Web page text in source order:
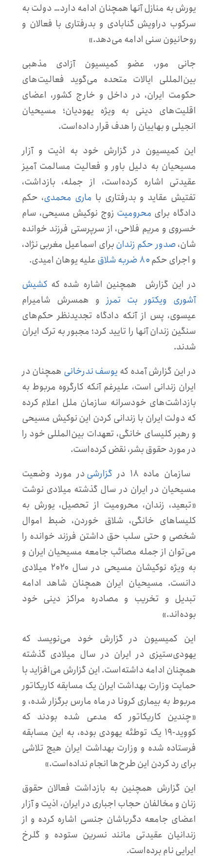
یورش به منازل آنها همچنان ادامه دارد… دولت به
سرکوب دراویش گنابادی و بدرفتاری با فعالان و
روحانیون سنی ادامه می‌دهد.»
جانی مور، عضو کمیسیون آزادی مذهبی
بین‌المللی ایالات متحده می‌گوید فعالیت‌های
حکومت ایران، در داخل و خارج کشور، اعضای
اقلیت‌های دینی به ویژه یهودیان؛ مسیحیان
انجیلی و بهاییان را هدف قرار داده‌است.
این کمیسیون در گزارش خود به اذیت و آزار
مسیحیان به دلیل باور و فعالیت مسالمت آمیز
عقیدتی اشاره کرده‌است، از جمله، بازداشت،
تفتیش عقاید و بدرفتاری با ماری محمدی، حکم
دادگاه برای محرومیت زوج نوکیش مسیحی، سام
خسروی و مریم فلاحی، از سرپرستی فرزند خوانده
شان،صدور حکم زندانبرای اسماعیل مغربی نژاد،
و اجرای حکم
علیه یوهان امیدی.
در این گزارش همچنین اشاره شده که کشیش
آشوری ویکتور بت تمرز و همسرش شامیرام
عیسوی، پس از آنکه دادگاه تجدیدنظر حکم‌های
سنگین زندان آنها را تایید کرد؛ مجبور به ترک ایران
شدند.
در این گزارش آمده که یوسف ندرخانی همچنان در
ایران زندانی است، علیرغم آنکه کارگروه مربوط به
بازداشت‌های خودسرانه سازمان ملل اعلام کرده
که دولت ایران با زندانی کردن این نوکیش مسیحی
و رهبر کلیسای خانگی، تعهدات بین‌المللی خود را
در مورد حقوق بشر، نقض کرده‌است.
سازمان ماده ۱۸ در
گزارشیدر مورد وضعیت
مسیحیان در ایران در سال گذشته میلادی نوشت
«تبعید، زندان، محرومیت از تحصیل، یورش به
کلیساهای خانگی، شلاق خوردن، ضبط اموال
شخصی و حتی سلب حق داشتن فرزند خوانده را
می‌توان از جمله مصائب جامعه مسیحیان ایران و
به ویژه نوکیشان مسیحی در سال ۲۰۲۰ میلادی
دانست. مسیحیان ایران همچنان شاهد ادامه
تبدیل و تخریب و مصادره مراکز دینی خود
بوده‌اند.»
این کمیسیون در گزارش خود می‌نویسد که
یهودی‌ستیزی در ایران در سال میلادی گذشته
همچنان ادامه داشته‌است. این گزارش می‌افزاید با
حمایت وزارت بهداشت ایران یک مسابقه کاریکاتور
مربوط به بیماری کرونا در ماه مارس برگزار شده، و
«چندین کاریکاتور که مدعی شده بودند که
کووید-۱۹ یک توطئه یهودی بوده، به این مسابقه
فرستاده شده و وزارت بهداشت ایران هیچ تلاشی
برای رد کردن این طرح‌ها انجام نداده‌است.»
این گزارش همچنین به بازداشت فعالان حقوق
زنان و مخالفان حجاب اجباری در ایران، اذیت و آزار
اعضای جامعه دگرباشان جنسی اشاره کرده و از
زندانیان عقیدتی مانند نسرین ستوده و گلرخ
ایرایی نام برده‌است.